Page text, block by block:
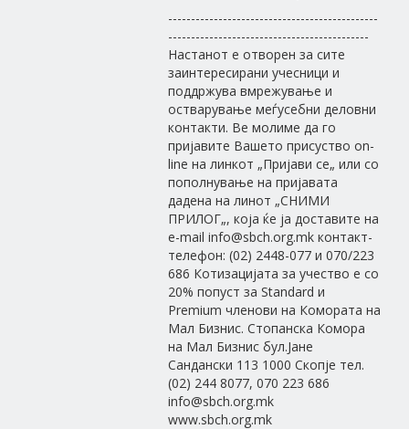
----------------------------------------------
--------------------------------------------
Настанот е отворен за сите
заинтересирани учесници и
поддржува вмрежување и
остварување меѓусебни деловни
контакти. Ве молиме да го
пријавите Вашето присуство on-
line на линкот „Пријави се„ или со
пополнување на пријавата
дадена на линот „СНИМИ
ПРИЛОГ„, која ќе ја доставите на
e-mail info@sbch.org.mk контакт-
телефон: (02) 2448-077 и 070/223
686 Котизацијата за учество е со
20% попуст за Standard и
Premium членови на Комората на
Мал Бизнис. Стопанска Комора
на Мал Бизнис бул.Јане
Сандански 113 1000 Скопје тел.
(02) 244 8077, 070 223 686
info@sbch.org.mk
www.sbch.org.mk